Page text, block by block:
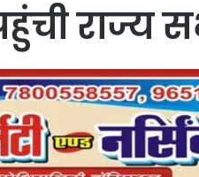
राज्य